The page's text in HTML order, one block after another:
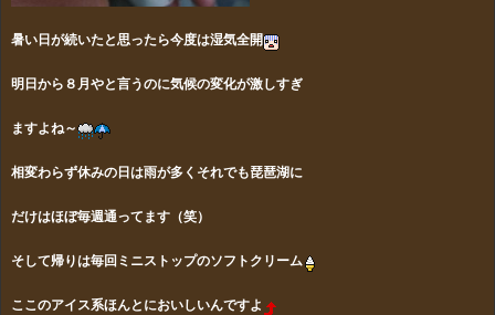
暑い日が続いたと思ったら今度は湿気全開
明日から８月やと言うのに気候の変化が激しすぎ
ますよね～
相変わらず休みの日は雨が多くそれでも琵琶湖に
だけはほぼ毎週通ってます（笑）
そして帰りは毎回ミニストップのソフトクリーム
ここのアイス系ほんとにおいしいんですよ